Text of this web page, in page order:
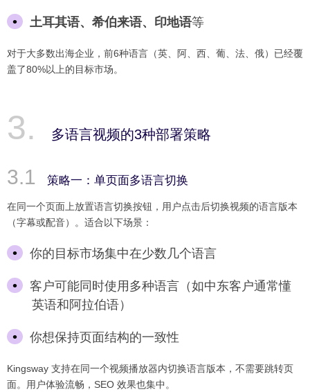
土耳其语、希伯来语、印地语等
对于大多数出海企业，前6种语言（英、阿、西、葡、法、俄）已经覆
盖了80%以上的目标市场。
多语言视频的3种部署策略
策略一：单页面多语言切换
在同一个页面上放置语言切换按钮，用户点击后切换视频的语言版本
（字幕或配音）。适合以下场景：
你的目标市场集中在少数几个语言
客户可能同时使用多种语言（如中东客户通常懂
英语和阿拉伯语）
你想保持页面结构的一致性
Kingsway 支持在同一个视频播放器内切换语言版本，不需要跳转页
面。用户体验流畅，SEO 效果也集中。